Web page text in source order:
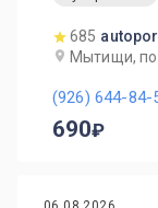
685
Мытищи,
(926) 644-84-
690